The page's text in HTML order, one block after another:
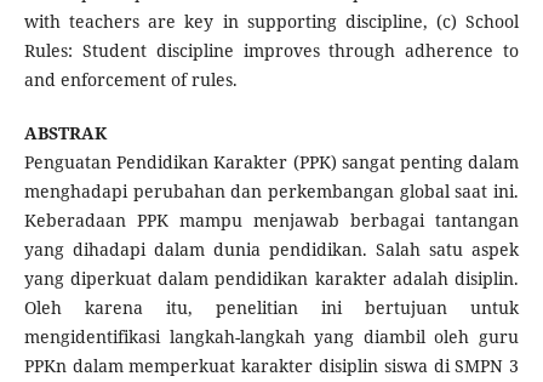
with teachers are key in supporting discipline, (c) School
Rules: Student discipline improves through adherence to
and enforcement of rules.
ABSTRAK
Penguatan Pendidikan Karakter (PPK) sangat penting dalam
menghadapi perubahan dan perkembangan global saat ini.
Keberadaan PPK mampu menjawab berbagai tantangan
yang dihadapi dalam dunia pendidikan. Salah satu aspek
yang diperkuat dalam pendidikan karakter adalah disiplin.
Oleh karena itu, penelitian ini bertujuan untuk
mengidentifikasi langkah-langkah yang diambil oleh guru
PPKn dalam memperkuat karakter disiplin siswa di SMPN 3